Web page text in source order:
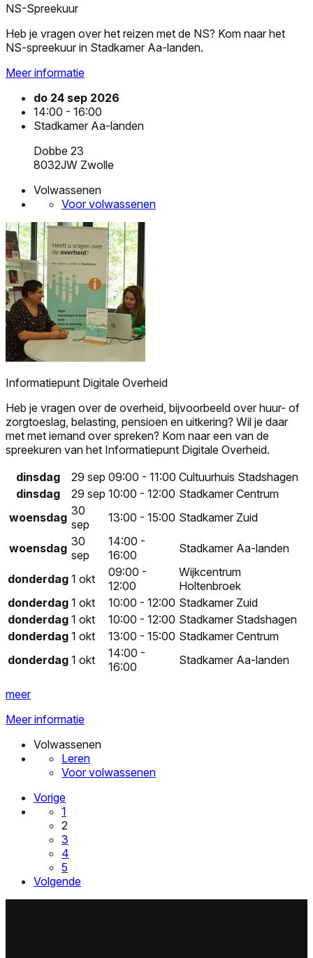
NS-Spreekuur
Heb je vragen over het reizen met de NS? Kom naar het
NS-spreekuur in Stadkamer Aa-landen.
Meer informatie
do 24 sep 2026
14:00 - 16:00
Stadkamer Aa-landen
Dobbe 23
8032JW Zwolle
Volwassenen
Voor volwassenen
Informatiepunt Digitale Overheid
Heb je vragen over de overheid, bijvoorbeeld over huur- of
zorgtoeslag, belasting, pensioen en uitkering? Wil je daar
met met iemand over spreken? Kom naar een van de
spreekuren van het Informatiepunt Digitale Overheid.
dinsdag
29 sep 09:00 - 11:00 Cultuurhuis Stadshagen
dinsdag
29 sep 10:00 - 12:00 Stadkamer Centrum
woensdag 30
sep
13:00 - 15:00 Stadkamer Zuid
woensdag 30
sep
14:00 -
16:00
Stadkamer Aa-landen
donderdag 1 okt
09:00 -
12:00
Wijkcentrum
Holtenbroek
donderdag 1 okt 10:00 - 12:00 Stadkamer Zuid
donderdag 1 okt 10:00 - 12:00 Stadkamer Stadshagen
donderdag 1 okt 13:00 - 15:00 Stadkamer Centrum
donderdag 1 okt
14:00 -
16:00
Stadkamer Aa-landen
meer
Meer informatie
Volwassenen
Leren
Voor volwassenen
Vorige
1
2
3
4
5
Volgende